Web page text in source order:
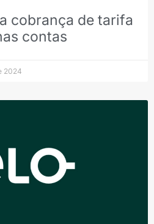
cobrança de tarifa
contas
2024